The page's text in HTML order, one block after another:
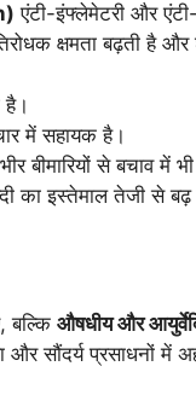
एंटी-इंफ्लेमेटरी और
क्षमता बढ़ती है
है।
में सहायक है।
से बचाव में भी
का इस्तेमाल तेजी से बढ़
बल्कि औषधीय और
और सौंदर्य प्रसाधनों में